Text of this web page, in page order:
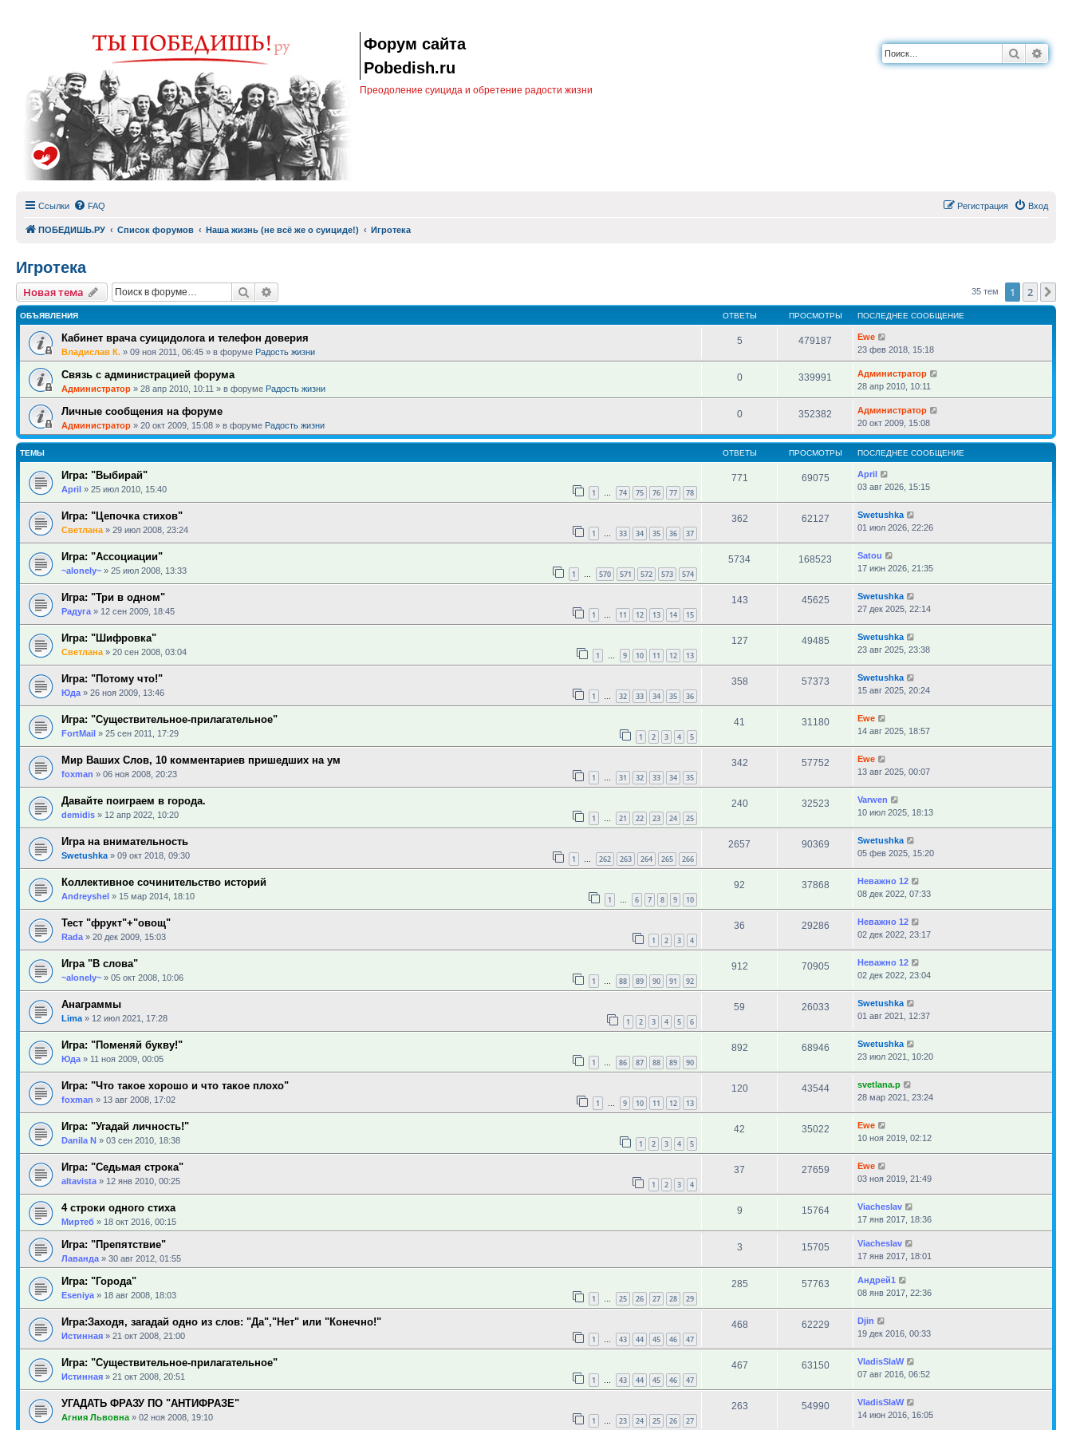
Форум сайта
Pobedish.ru
Преодоление суицида и обретение радости жизни
Поиск
Ссылки FAQ Вход
Регистрация
ПОБЕДИШЬ.РУ Список форумов Наша жизнь (не всё же о суициде!) Игротека
Игротека
Новая тема Поиск 35 тем 1 2
ОБЪЯВЛЕНИЯ ОТВЕТЫ ПРОСМОТРЫ ПОСЛЕДНЕЕ СООБЩЕНИЕ
Кабинет врача суицидолога и телефон доверия
Владислав К. » 09 ноя 2011, 06:45 » в форуме Радость жизни
5 479187
Ewe
23 фев 2018, 15:18
Связь с администрацией форума
Администратор » 28 апр 2010, 10:11 » в форуме Радость жизни
0 339991
Администратор
28 апр 2010, 10:11
Личные сообщения на форуме
Администратор » 20 окт 2009, 15:08 » в форуме Радость жизни
0 352382
Администратор
20 окт 2009, 15:08
ТЕМЫ ОТВЕТЫ ПРОСМОТРЫ ПОСЛЕДНЕЕ СООБЩЕНИЕ
Игра: "Выбирай"
April » 25 июл 2010, 15:40 1 … 74 75 76 77 78
771 69075
April
03 авг 2026, 15:15
Игра: "Цепочка стихов"
Светлана » 29 июл 2008, 23:24 1 … 33 34 35 36 37
362 62127
Swetushka
01 июл 2026, 22:26
Игра: "Ассоциации"
~alonely~ » 25 июл 2008, 13:33 1 … 570 571 572 573 574
5734 168523
Satou
17 июн 2026, 21:35
Игра: "Три в одном"
Радуга » 12 сен 2009, 18:45 1 … 11 12 13 14 15
143 45625
Swetushka
27 дек 2025, 22:14
Игра: "Шифровка"
Светлана » 20 сен 2008, 03:04 1 … 9 10 11 12 13
127 49485
Swetushka
23 авг 2025, 23:38
Игра: "Потому что!"
Юда » 26 ноя 2009, 13:46 1 … 32 33 34 35 36
358 57373
Swetushka
15 авг 2025, 20:24
Игра: "Существительное-прилагательное"
FortMail » 25 сен 2011, 17:29 1 2 3 4 5
41 31180
Ewe
14 авг 2025, 18:57
Мир Ваших Слов, 10 комментариев пришедших на ум
foxman » 06 ноя 2008, 20:23 1 … 31 32 33 34 35
342 57752
Ewe
13 авг 2025, 00:07
Давайте поиграем в города.
demidis » 12 апр 2022, 10:20 1 … 21 22 23 24 25
240 32523
Varwen
10 июл 2025, 18:13
Игра на внимательность
Swetushka » 09 окт 2018, 09:30 1 … 262 263 264 265 266
2657 90369
Swetushka
05 фев 2025, 15:20
Коллективное сочинительство историй
Andreyshel » 15 мар 2014, 18:10 1 … 6 7 8 9 10
92 37868
Неважно 12
08 дек 2022, 07:33
Тест "фрукт"+"овощ"
Rada » 20 дек 2009, 15:03 1 2 3 4
36 29286
Неважно 12
02 дек 2022, 23:17
Игра "В слова"
~alonely~ » 05 окт 2008, 10:06 1 … 88 89 90 91 92
912 70905
Неважно 12
02 дек 2022, 23:04
Анаграммы
Lima » 12 июл 2021, 17:28 1 2 3 4 5 6
59 26033
Swetushka
01 авг 2021, 12:37
Игра: "Поменяй букву!"
Юда » 11 ноя 2009, 00:05 1 … 86 87 88 89 90
892 68946
Swetushka
23 июл 2021, 10:20
Игра: "Что такое хорошо и что такое плохо"
foxman » 13 авг 2008, 17:02 1 … 9 10 11 12 13
120 43544
svetlana.p
28 мар 2021, 23:24
Игра: "Угадай личность!"
Danila N » 03 сен 2010, 18:38 1 2 3 4 5
42 35022
Ewe
10 ноя 2019, 02:12
Игра: "Седьмая строка"
altavista » 12 янв 2010, 00:25 1 2 3 4
37 27659
Ewe
03 ноя 2019, 21:49
4 строки одного стиха
Миртеб » 18 окт 2016, 00:15
9 15764
Viacheslav
17 янв 2017, 18:36
Игра: "Препятствие"
Лаванда » 30 авг 2012, 01:55
3 15705
Viacheslav
17 янв 2017, 18:01
Игра: "Города"
Eseniya » 18 авг 2008, 18:03 1 … 25 26 27 28 29
285 57763
Андрей1
08 янв 2017, 22:36
Игра:Заходя, загадай одно из слов: "Да","Нет" или "Конечно!"
Истинная » 21 окт 2008, 21:00 1 … 43 44 45 46 47
468 62229
Djin
19 дек 2016, 00:33
Игра: "Существительное-прилагательное"
Истинная » 21 окт 2008, 20:51 1 … 43 44 45 46 47
467 63150
VladisSlaW
07 авг 2016, 06:52
УГАДАТЬ ФРАЗУ ПО "АНТИФРАЗЕ"
Агния Львовна » 02 ноя 2008, 19:10 1 … 23 24 25 26 27
263 54990
VladisSlaW
14 июн 2016, 16:05